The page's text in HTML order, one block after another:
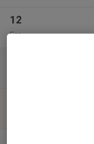
12
Fre
SRK